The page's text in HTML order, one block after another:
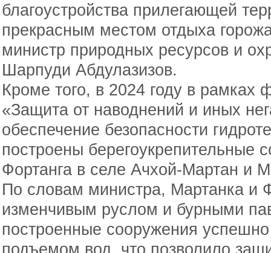
благоустройства прилегающей
прекрасным местом отдыха
министр природных ресурсов и
Шарпуди Абдулазизов.
Кроме того, в 2024 году в рамках
«Защита от наводнений и иных
обеспечение безопасности
построены берегоукрепительные
Фортанга в селе Ачхой-Мартан и
По словам министра, Мартанка и
изменчивым руслом и бурными
построенные сооружения
подъемом вод, что позволило